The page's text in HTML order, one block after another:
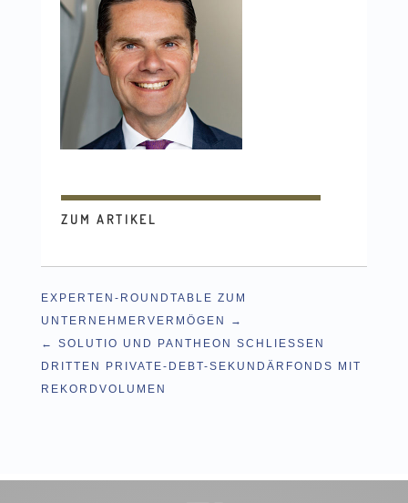
ZUM ARTIKEL
EXPERTEN-ROUNDTABLE ZUM
UNTERNEHMERVERMÖGEN
SOLUTIO UND PANTHEON SCHLIESSEN D
RITTEN PRIVATE-DEBT-SEKUNDÄRFONDS MIT R
EKORDVOLUMEN